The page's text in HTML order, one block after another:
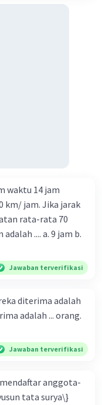
waktu 14 jam
km/ jam. Jika jarak
rata-rata 70
a. 9 jam b.
Jawaban terverifikasi
diterima adalah
adalah ... orang.
Jawaban terverifikasi
anggota-
tata surya\}